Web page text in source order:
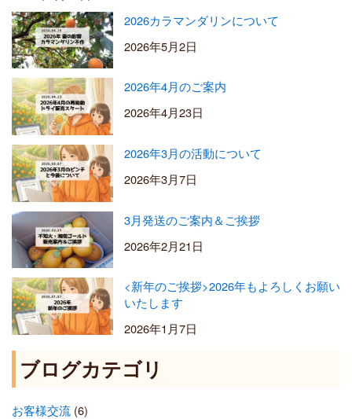
2026カラマンダリンについて
2026年5月2日
2026年4月のご案内
2026年4月23日
2026年3月の活動について
2026年3月7日
3月発送のご案内＆ご挨拶
2026年2月21日
<新年のご挨拶>2026年もよろしくお願い
いたします
2026年1月7日
ブログカテゴリ
お客様交流(6)